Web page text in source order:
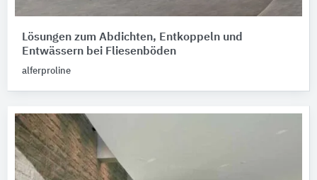
Lösungen zum Abdichten, Entkoppeln und
Entwässern bei Fliesenböden
alferproline